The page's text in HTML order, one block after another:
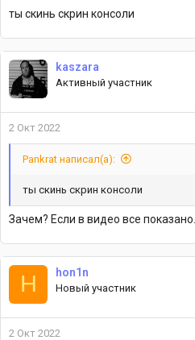
ты скинь скрин консоли
kaszara
Активный участник
2 Окт 2022
Pankrat написал(а):
ты скинь скрин консоли
Зачем? Если в видео все показано...
H hon1n
Новый участник
2 Окт 2022